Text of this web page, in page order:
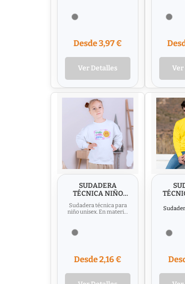
moda y confort,...
Desde 3,97 €
Ver Detalles Ver
SUDADERA
TÉCNICA NIÑO
KROBY
Sudadera técnica para
niño unisex. En material
Desde 2,16 €
material